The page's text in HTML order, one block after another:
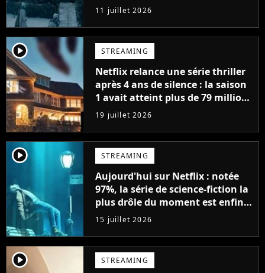
parfaites
11 juillet 2026
player2 STREAMING
Netflix relance une série thriller
après 4 ans de silence : la saison
1 avait atteint plus de 79 millions
de vues
19 juillet 2026
player2 STREAMING
Aujourd'hui sur Netflix : notée
97%, la série de science-fiction la
plus drôle du moment est enfin
de retour avec 8 nouveaux
épisodes
15 juillet 2026
player2 STREAMING